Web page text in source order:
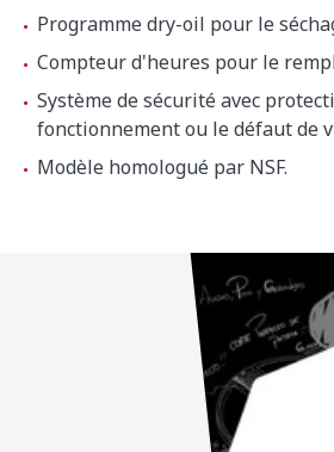
Programme dry-oil pour le
Compteur d'heures pour le
Système de sécurité avec
fonctionnement ou le défaut de
Modèle homologué par NSF.